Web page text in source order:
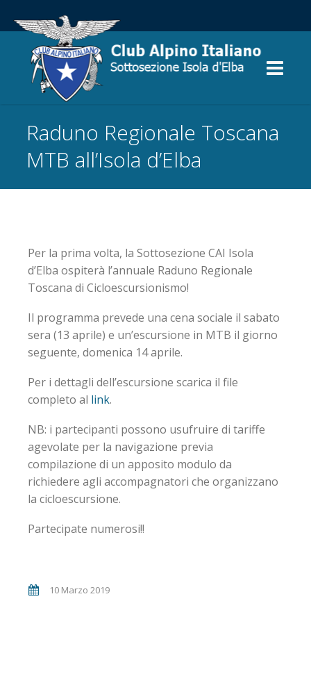
Raduno Regionale Toscana
MTB all’Isola d’Elba
Per la prima volta, la Sottosezione CAI Isola
d’Elba ospiterà l’annuale Raduno Regionale
Toscana di Cicloescursionismo!
Il programma prevede una cena sociale il sabato
sera (13 aprile) e un’escursione in MTB il giorno
seguente, domenica 14 aprile.
Per i dettagli dell’escursione scarica il file
completo al link.
NB: i partecipanti possono usufruire di tariffe
agevolate per la navigazione previa
compilazione di un apposito modulo da
richiedere agli accompagnatori che organizzano
la cicloescursione.
Partecipate numerosi!!
10 Marzo 2019